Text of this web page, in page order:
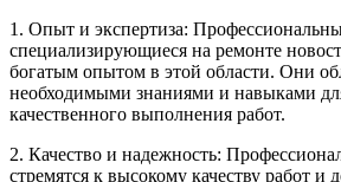
1. Опыт и экспертиза:
специализирующиеся на ремонте
богатым опытом в этой области. Они
необходимыми знаниями и навыками
качественного выполнения работ.
2. Качество и надежность:
стремятся к высокому качеству работ и